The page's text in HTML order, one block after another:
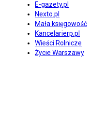
E-gazety.pl
Nexto.pl
Mała księgowość
Kancelarierp.pl
Wieści Rolnicze
Życie Warszawy